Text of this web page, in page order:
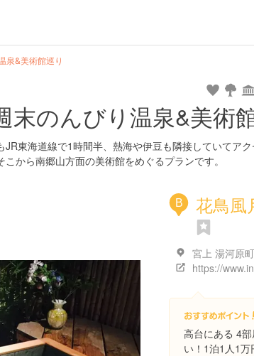
泉&美術館巡り
末のんびり温泉&美術
JR東海道線で1時間半、熱海や伊豆も隣接していてア
から南郷山方面の美術館をめぐるプランです。
B 花鳥風
高台にある 4
い！1泊1人1万